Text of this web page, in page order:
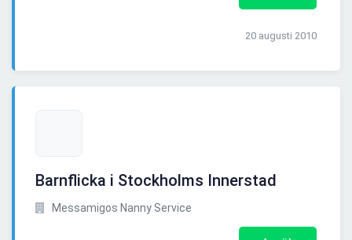
20 augusti 2010
Barnflicka i Stockholms Innerstad
Messamigos Nanny Service